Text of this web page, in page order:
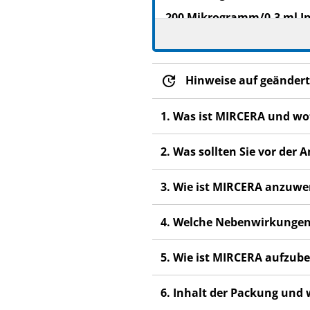
200 Mikrogramm/0,3 ml
250 Mikrogramm/0,3 ml
360 Mikrogramm/0,6 ml
Methoxy-
Lesen Sie die gesamte
beginnen, denn sie
Heben Sie die
Wenn Sie weitere
Dieses Arzneimittel
anderen Menschen
Wenn Sie
nicht in dieser
Hinweise auf
1. Was ist MIRCERA und
2. Was sollten Sie vor der
3. Wie ist MIRCERA
4. Welche
5. Wie ist MIRCERA
6. Inhalt der Packung